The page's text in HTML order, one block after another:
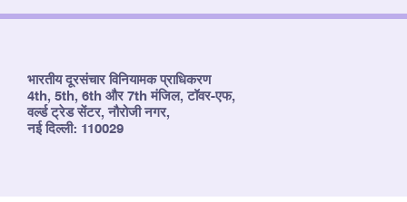
भारतीय दूरसंचार विनियामक प्राधिकरण
4th, 5th, 6th और 7th मंजिल, टॉवर-एफ,
वर्ल्ड ट्रेड सेंटर, नौरोजी नगर,
नई दिल्ली: 110029